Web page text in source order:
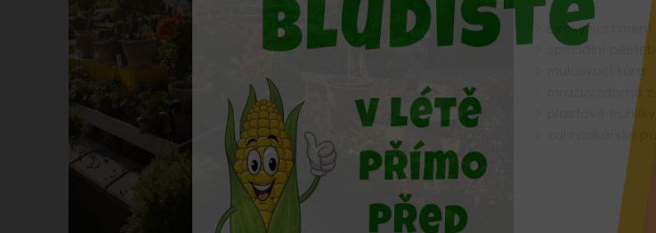
široký
speciální
mulčovací kůra
mrazuvzdorná
plastové
zahrádkářské